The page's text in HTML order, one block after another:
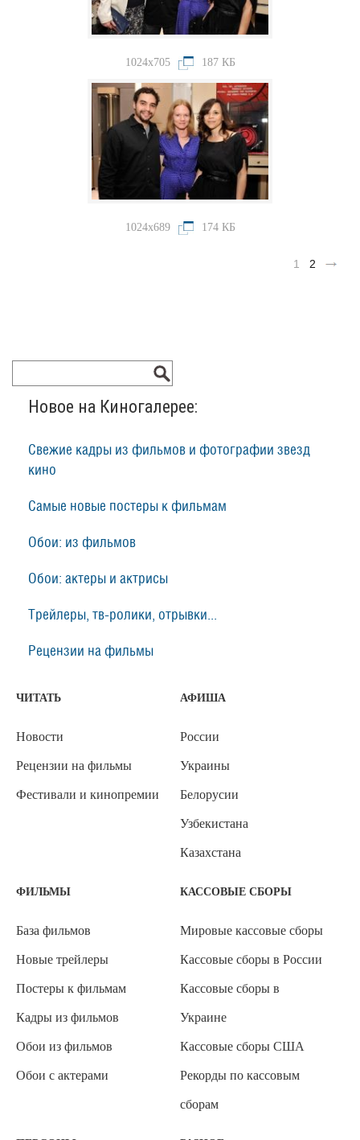
1024x705 187 КБ
1024x689 174 КБ
1 2
Новое на Киногалерее:
Свежие кадры из фильмов и фотографии звезд
кино
Самые новые постеры к фильмам
Обои: из фильмов
Обои: актеры и актрисы
Трейлеры, тв-ролики, отрывки...
Рецензии на фильмы
ЧИТАТЬ
Новости
Рецензии на фильмы
Фестивали и кинопремии
АФИША
России
Украины
Белорусии
Узбекистана
Казахстана
ФИЛЬМЫ
База фильмов
Новые трейлеры
Постеры к фильмам
Кадры из фильмов
Обои из фильмов
Обои с актерами
КАССОВЫЕ СБОРЫ
Мировые кассовые сборы
Кассовые сборы в России
Кассовые сборы в
Украине
Кассовые сборы США
Рекорды по кассовым
сборам